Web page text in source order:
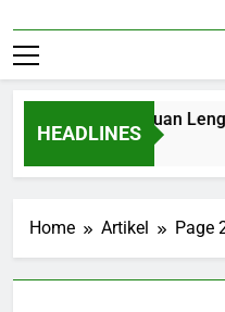
HEADLINES
Biodigester: Panduan
17 Jam Ago
Home Artikel Page